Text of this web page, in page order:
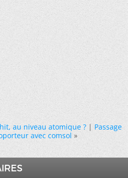
au niveau atomique ?|Passage
avec comsol »